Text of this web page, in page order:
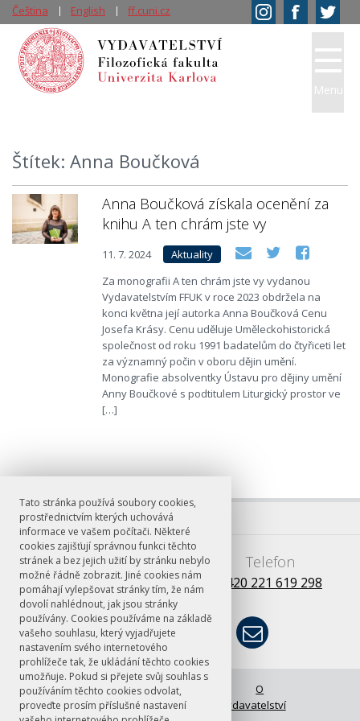
Tato stránka používá soubory cookies,
prostřednictvím kterých uchovává
informace ve vašem počítači. Některé
cookies zajišťují správnou funkci těchto
stránek a bez jejich užití by stránku nebylo
možné řádně zobrazit. Jiné cookies nám
pomáhají vylepšovat stránky tím, že nám
dovolí nahlédnout, jak jsou stránky
používány. Cookies používáme na základě
vašeho souhlasu, který vyjadřujete
nastavením svého internetového
prohlížeče tak, že ukládání těchto cookies
umožňuje. Pokud si přejete svůj souhlas s
používáním těchto cookies odvolat,
proveďte prosím příslušné nastavení
Štítek: Anna Boučková
Anna Boučková získala ocenění za
knihu A ten chrám jste vy
11. 7. 2024
Aktuality
Za monografii A ten chrám jste vy vydanou
Vydavatelstvím FFUK v roce 2023 obdržela na
konci května její autorka Anna Boučková Cenu
Josefa Krásy. Cenu uděluje Uměleckohistorická
společnost od roku 1991 badatelům do čtyřiceti let
za významný počin v oboru dějin umění.
Monografie absolventky Ústavu pro dějiny umění
Anny Boučkové s podtitulem Liturgický prostor ve
[…]
Menu
Čeština English ff.cuni.cz
E-mail
books@ff.cuni.cz
Telefon
+420 221 619 298
© FF UK 2026 Úvodní stránka
O
vydavatelství